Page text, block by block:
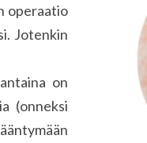
operaatio
Jotenkin
on
(onneksi